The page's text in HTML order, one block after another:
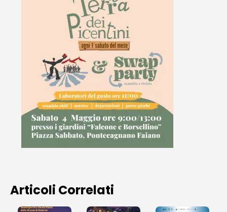
Articoli Correlati